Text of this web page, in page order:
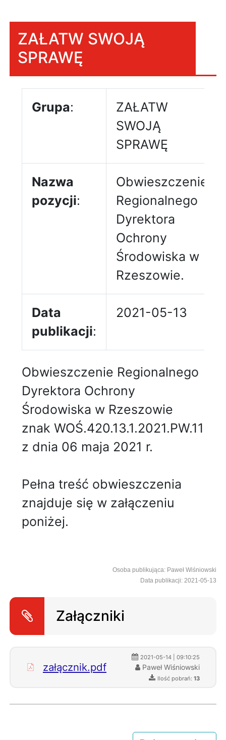
ZAŁATW SWOJĄ
SPRAWĘ
Grupa:
ZAŁATW
SWOJĄ
SPRAWĘ
Nazwa
pozycji:
Obwieszczenie
Regionalnego
Dyrektora
Ochrony
Środowiska w
Rzeszowie.
Data
publikacji:
2021-05-13
Obwieszczenie Regionalnego
Dyrektora Ochrony
Środowiska w Rzeszowie
znak WOŚ.420.13.1.2021.PW.11
z dnia 06 maja 2021 r.
Pełna treść obwieszczenia
znajduje się w załączeniu
poniżej.
Osoba publikująca: Paweł Wiśniowski
Data publikacji: 2021-05-13
Załączniki
załącznik.pdf
2021-05-14 | 09:10:25
Paweł Wiśniowski
Ilość pobrań: 13